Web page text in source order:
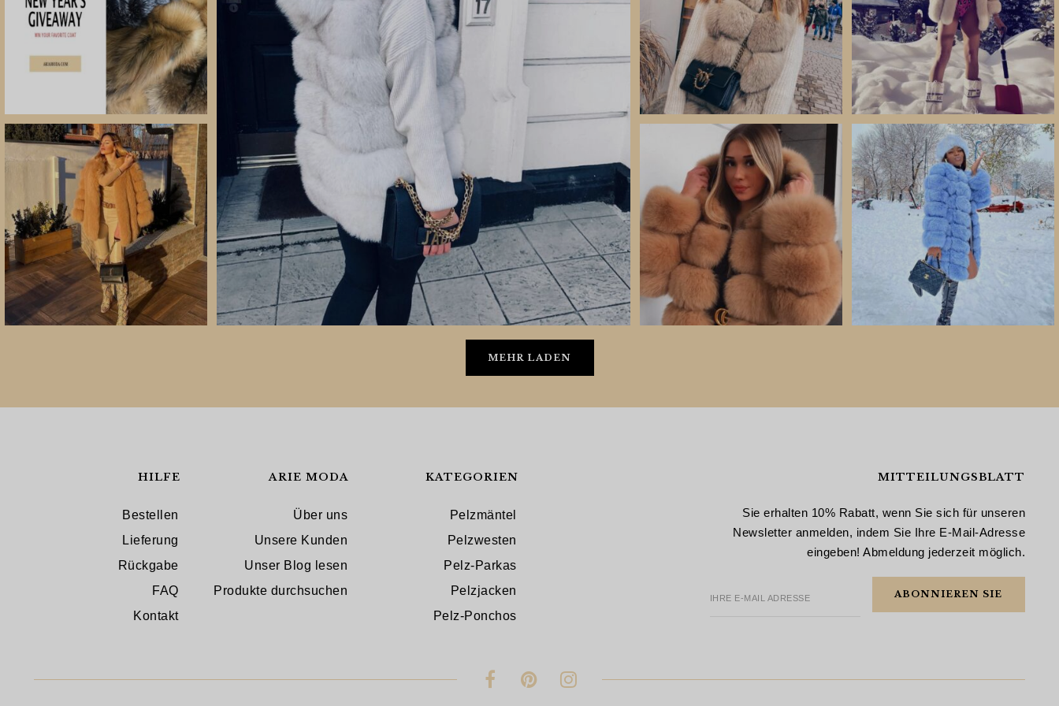
MEHR LADEN
HILFE
Bestellen
Lieferung
Rückgabe
FAQ
Kontakt
ARIE MODA
Über uns
Unsere Kunden
Unser Blog lesen
Produkte durchsuchen
KATEGORIEN
Pelzmäntel
Pelzwesten
Pelz-Parkas
Pelzjacken
Pelz-Ponchos
MITTEILUNGSBLATT
Sie erhalten 10% Rabatt, wenn Sie sich für unseren
Newsletter anmelden, indem Sie Ihre E-Mail-Adresse
eingeben! Abmeldung jederzeit möglich.
IHRE E-MAIL ADRESSE